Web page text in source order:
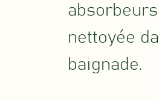
nettoyée
baignade.